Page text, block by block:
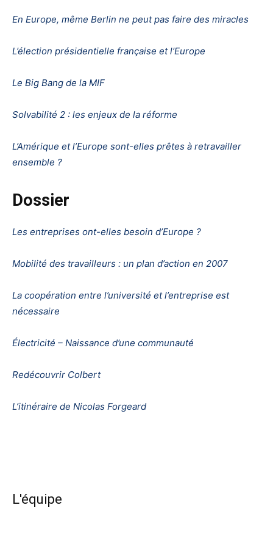
En Europe, même Berlin ne peut pas faire des miracles
L’élection présidentielle française et l’Europe
Le Big Bang de la MIF
Solvabilité 2 : les enjeux de la réforme
L’Amérique et l’Europe sont-elles prêtes à retravailler
ensemble ?
Dossier
Les entreprises ont-elles besoin d’Europe ?
Mobilité des travailleurs : un plan d’action en 2007
La coopération entre l’université et l’entreprise est
nécessaire
Électricité – Naissance d’une communauté
Redécouvrir Colbert
L’itinéraire de Nicolas Forgeard
L'équipe